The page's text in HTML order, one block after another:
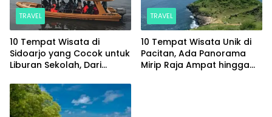
TRAVEL
10 Tempat Wisata di
Sidoarjo yang Cocok untuk
Liburan Sekolah, Dari
Hits
TRAVEL
10 Tempat Wisata Unik di
Pacitan, Ada Panorama
Mirip Raja Ampat hingga